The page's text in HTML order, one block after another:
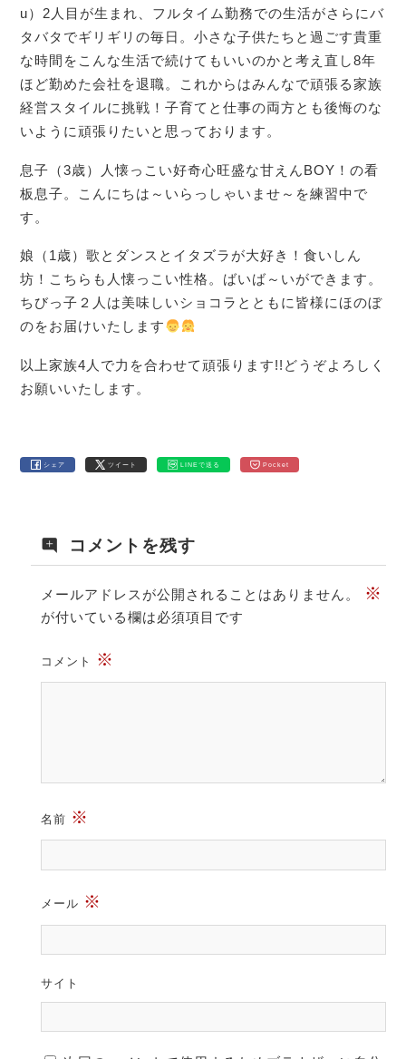
u）2人目が生まれ、フルタイム勤務での生活がさらにバ
タバタでギリギリの毎日。小さな子供たちと過ごす貴重
な時間をこんな生活で続けてもいいのかと考え直し8年
ほど勤めた会社を退職。これからはみんなで頑張る家族
経営スタイルに挑戦！子育てと仕事の両方とも後悔のな
いように頑張りたいと思っております。
息子（3歳）人懐っこい好奇心旺盛な甘えんBOY！の看
板息子。こんにちは～いらっしゃいませ～を練習中で
す。
娘（1歳）歌とダンスとイタズラが大好き！食いしん
坊！こちらも人懐っこい性格。ばいば～いができます。
ちびっ子２人は美味しいショコラとともに皆様にほのぼ
のをお届けいたします
以上家族4人で力を合わせて頑張ります!!どうぞよろしく
お願いいたします。
シェア ツイート LINEで送る Pocket
コメントを残す
メールアドレスが公開されることはありません。 ※
が付いている欄は必須項目です
コメント ※
名前 ※
メール ※
サイト